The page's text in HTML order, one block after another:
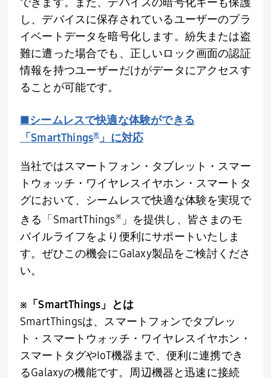
し、デバイスに保存されているユーザーのプラ
イベートデータを暗号化します。紛失または盗
難に遭った場合でも、正しいロック画面の認証
情報を持つユーザーだけがデータにアクセスす
ることが可能です。
■シームレスで快適な体験ができる
「SmartThings※」に対応
当社ではスマートフォン・タブレット・スマー
トウォッチ・ワイヤレスイヤホン・スマートタ
グにおいて、シームレスで快適な体験を実現で
きる「 SmartThings※ 」を提供し、皆さまのモ
バイルライフをより便利にサポートいたしま
す。ぜひこの機会にGalaxy製品をご検討くださ
い。
※「SmartThings 」とは
SmartThingsは、スマートフォンでタブレッ
ト・スマートウォッチ・ワイヤレスイヤホン・
スマートタグやIoT機器まで、便利に連携でき
るGalaxyの機能です。周辺機器と迅速に接続